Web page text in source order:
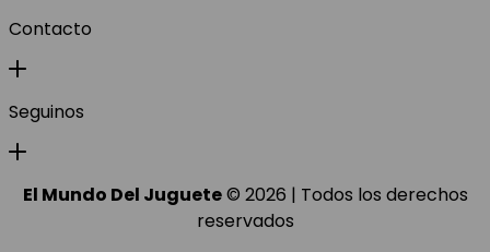
Contacto
Seguinos
El Mundo Del Juguete© 2026 | Todos los derechos
reservados